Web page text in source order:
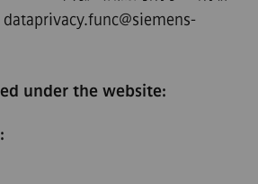
dataprivacy.func@siemens-
under the website: